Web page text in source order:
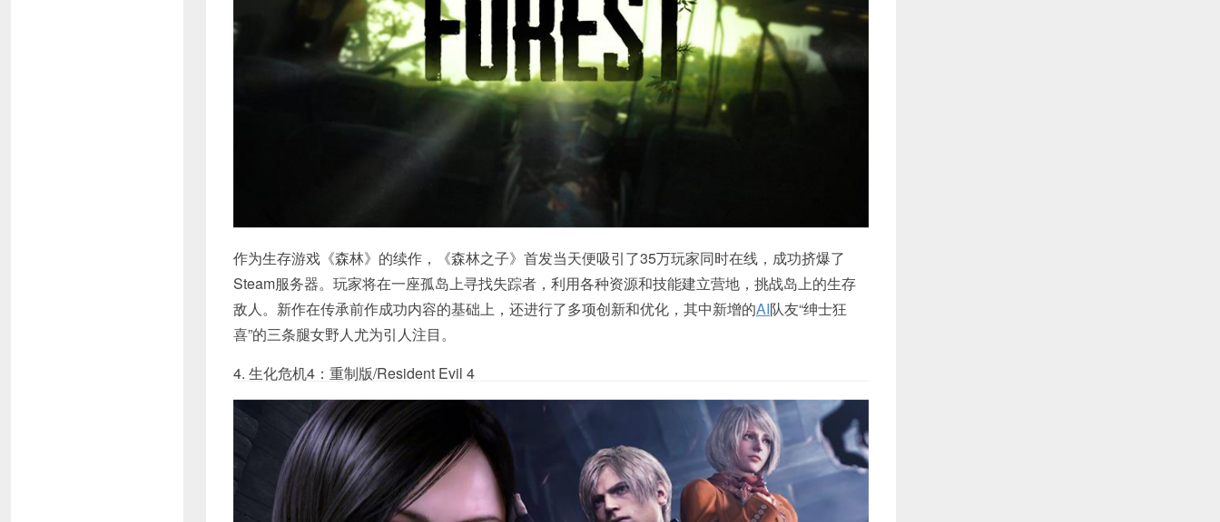
作为生存游戏《森林》的续作，《森林之子》首发当天便吸引了35万玩家同时在线，成功挤爆了
Steam服务器。玩家将在一座孤岛上寻找失踪者，利用各种资源和技能建立营地，挑战岛上的生存
敌人。新作在传承前作成功内容的基础上，还进行了多项创新和优化，其中新增的AI队友“绅士狂
喜”的三条腿女野人尤为引人注目。
4. 生化危机4：重制版/Resident Evil 4